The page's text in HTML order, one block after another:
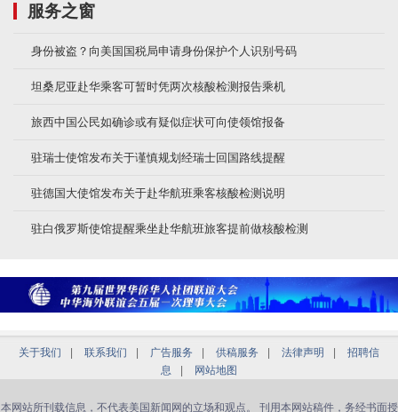
服务之窗
身份被盗？向美国国税局申请身份保护个人识别号码
坦桑尼亚赴华乘客可暂时凭两次核酸检测报告乘机
旅西中国公民如确诊或有疑似症状可向使领馆报备
驻瑞士使馆发布关于谨慎规划经瑞士回国路线提醒
驻德国大使馆发布关于赴华航班乘客核酸检测说明
驻白俄罗斯使馆提醒乘坐赴华航班旅客提前做核酸检测
关于我们 联系我们 广告服务 供稿服务 法律声明
招聘信
息
网站地图
本网站所刊载信息，不代表美国新闻网的立场和观点。 刊用本网站稿件，务经书面授